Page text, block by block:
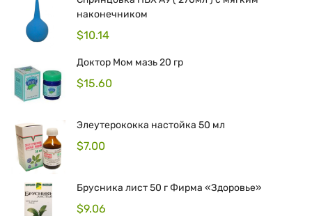
наконечником
$10.14
Доктор Мом мазь 20 гр
$15.60
Элеутерококка настойка 50 мл
$7.00
Брусника лист 50 г Фирма «Здоровье»
$9.06